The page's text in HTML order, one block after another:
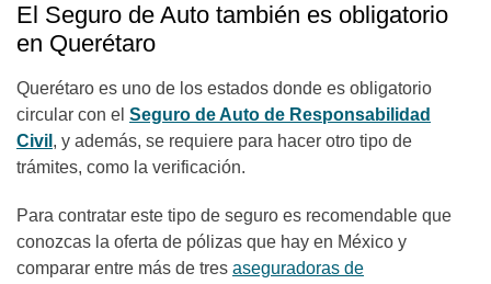
El Seguro de Auto también es obligatorio
en Querétaro
Querétaro es uno de los estados donde es obligatorio
circular con el Seguro de Auto de Responsabilidad
Civil , y además, se requiere para hacer otro tipo de
trámites, como la verificación.
Para contratar este tipo de seguro es recomendable que
conozcas la oferta de pólizas que hay en México y
comparar entre más de tres aseguradoras de